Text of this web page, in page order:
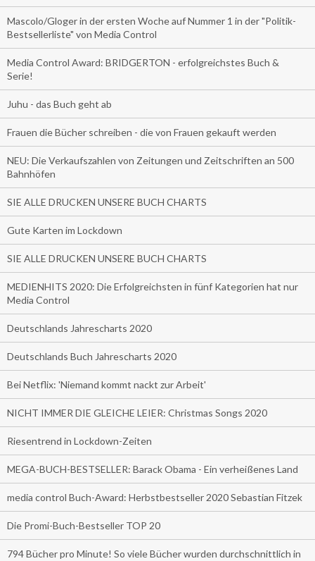
Mascolo/Gloger in der ersten Woche auf Nummer 1 in der "Politik-
Bestsellerliste" von Media Control
Media Control Award: BRIDGERTON - erfolgreichstes Buch &
Serie!
Juhu - das Buch geht ab
Frauen die Bücher schreiben - die von Frauen gekauft werden
NEU: Die Verkaufszahlen von Zeitungen und Zeitschriften an 500
Bahnhöfen
SIE ALLE DRUCKEN UNSERE BUCH CHARTS
Gute Karten im Lockdown
SIE ALLE DRUCKEN UNSERE BUCH CHARTS
MEDIENHITS 2020: Die Erfolgreichsten in fünf Kategorien hat nur
Media Control
Deutschlands Jahrescharts 2020
Deutschlands Buch Jahrescharts 2020
Bei Netflix: 'Niemand kommt nackt zur Arbeit'
NICHT IMMER DIE GLEICHE LEIER: Christmas Songs 2020
Riesentrend in Lockdown-Zeiten
MEGA-BUCH-BESTSELLER: Barack Obama - Ein verheißenes Land
media control Buch-Award: Herbstbestseller 2020 Sebastian Fitzek
Die Promi-Buch-Bestseller TOP 20
794 Bücher pro Minute! So viele Bücher wurden durchschnittlich in